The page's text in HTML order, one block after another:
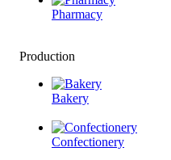
Pharmacy
Production
Bakery
Confectionery